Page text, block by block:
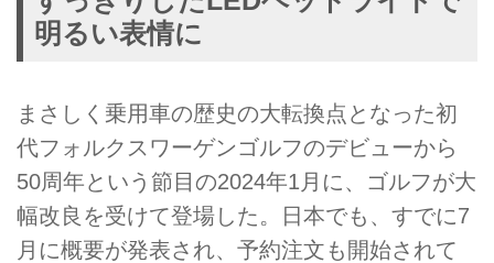
明るい表情に
まさしく乗用車の歴史の大転換点となった初
代フォルクスワーゲンゴルフのデビューから
50周年という節目の2024年1月に、ゴルフが大
幅改良を受けて登場した。日本でも、すでに7
月に概要が発表され、予約注文も開始されて